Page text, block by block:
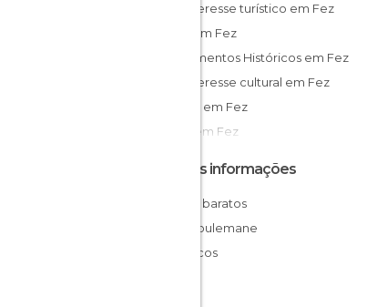
De interesse turístico em Fez
Ruas em Fez
Monumentos Históricos em Fez
De interesse cultural em Fez
Praças em Fez
Lojas em Fez
Outras informações
Hotéis baratos
Fez-Boulemane
Marrocos